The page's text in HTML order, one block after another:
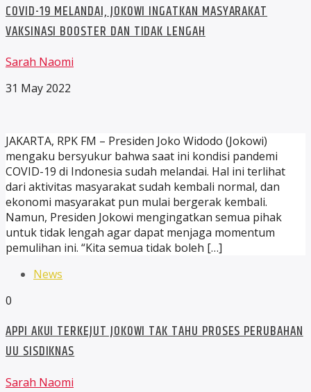
COVID-19 MELANDAI, JOKOWI INGATKAN MASYARAKAT
VAKSINASI BOOSTER DAN TIDAK LENGAH
Sarah Naomi
31 May 2022
JAKARTA, RPK FM – Presiden Joko Widodo (Jokowi)
mengaku bersyukur bahwa saat ini kondisi pandemi
COVID-19 di Indonesia sudah melandai. Hal ini terlihat
dari aktivitas masyarakat sudah kembali normal, dan
ekonomi masyarakat pun mulai bergerak kembali.
Namun, Presiden Jokowi mengingatkan semua pihak
untuk tidak lengah agar dapat menjaga momentum
pemulihan ini. “Kita semua tidak boleh […]
News
0
APPI AKUI TERKEJUT JOKOWI TAK TAHU PROSES PERUBAHAN
UU SISDIKNAS
Sarah Naomi